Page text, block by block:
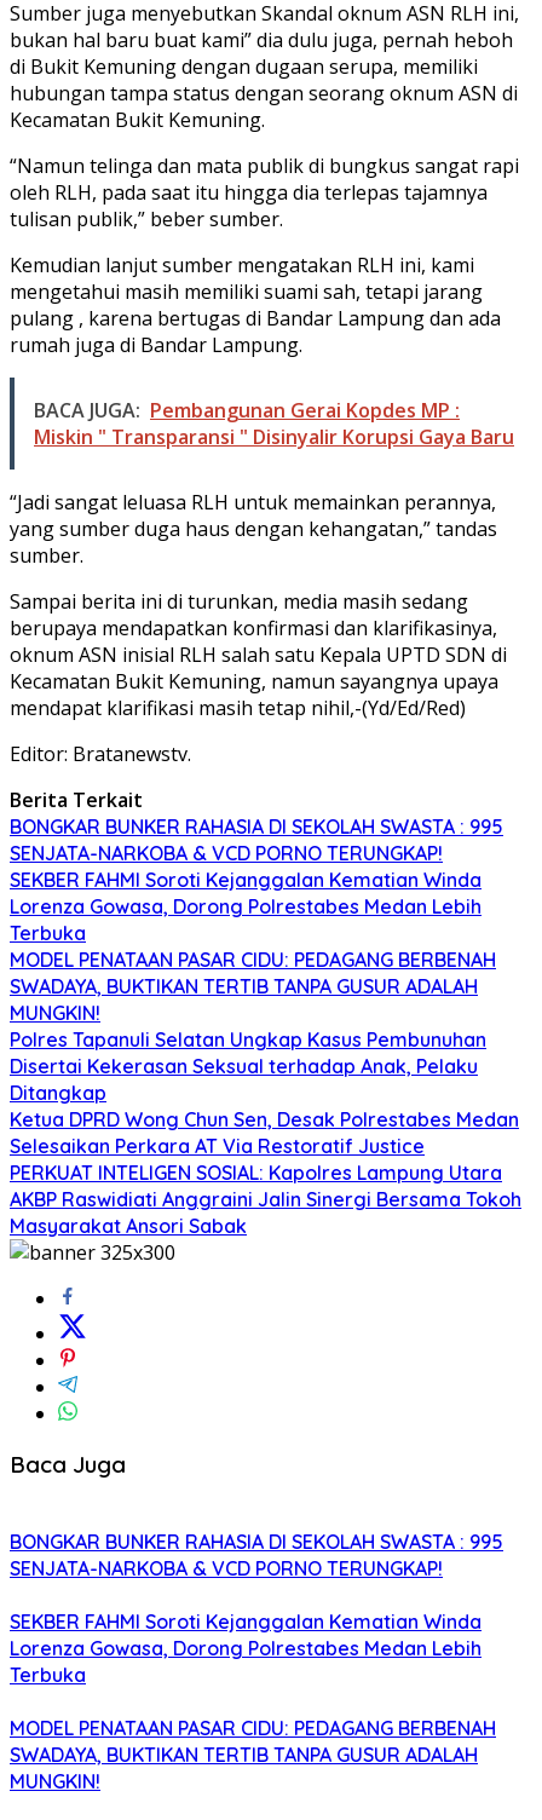
Sumber juga menyebutkan Skandal oknum ASN RLH ini,
bukan hal baru buat kami” dia dulu juga, pernah heboh
di Bukit Kemuning dengan dugaan serupa, memiliki
hubungan tampa status dengan seorang oknum ASN di
Kecamatan Bukit Kemuning.
“Namun telinga dan mata publik di bungkus sangat rapi
oleh RLH, pada saat itu hingga dia terlepas tajamnya
tulisan publik,” beber sumber.
Kemudian lanjut sumber mengatakan RLH ini, kami
mengetahui masih memiliki suami sah, tetapi jarang
pulang , karena bertugas di Bandar Lampung dan ada
rumah juga di Bandar Lampung.
BACA JUGA: Pembangunan Gerai Kopdes MP :
Miskin " Transparansi " Disinyalir Korupsi Gaya Baru
“Jadi sangat leluasa RLH untuk memainkan perannya,
yang sumber duga haus dengan kehangatan,” tandas
sumber.
Sampai berita ini di turunkan, media masih sedang
berupaya mendapatkan konfirmasi dan klarifikasinya,
oknum ASN inisial RLH salah satu Kepala UPTD SDN di
Kecamatan Bukit Kemuning, namun sayangnya upaya
mendapat klarifikasi masih tetap nihil,-(Yd/Ed/Red)
Editor: Bratanewstv.
Berita Terkait
BONGKAR BUNKER RAHASIA DI SEKOLAH SWASTA : 995
SENJATA-NARKOBA & VCD PORNO TERUNGKAP!
SEKBER FAHMI Soroti Kejanggalan Kematian Winda
Lorenza Gowasa, Dorong Polrestabes Medan Lebih
Terbuka
MODEL PENATAAN PASAR CIDU: PEDAGANG BERBENAH
SWADAYA, BUKTIKAN TERTIB TANPA GUSUR ADALAH
MUNGKIN!
Polres Tapanuli Selatan Ungkap Kasus Pembunuhan
Disertai Kekerasan Seksual terhadap Anak, Pelaku
Ditangkap
Ketua DPRD Wong Chun Sen, Desak Polrestabes Medan
Selesaikan Perkara AT Via Restoratif Justice
PERKUAT INTELIGEN SOSIAL: Kapolres Lampung Utara
AKBP Raswidiati Anggraini Jalin Sinergi Bersama Tokoh
Masyarakat Ansori Sabak
Baca Juga
BONGKAR BUNKER RAHASIA DI SEKOLAH SWASTA : 995
SENJATA-NARKOBA & VCD PORNO TERUNGKAP!
SEKBER FAHMI Soroti Kejanggalan Kematian Winda
Lorenza Gowasa, Dorong Polrestabes Medan Lebih
Terbuka
MODEL PENATAAN PASAR CIDU: PEDAGANG BERBENAH
SWADAYA, BUKTIKAN TERTIB TANPA GUSUR ADALAH
MUNGKIN!